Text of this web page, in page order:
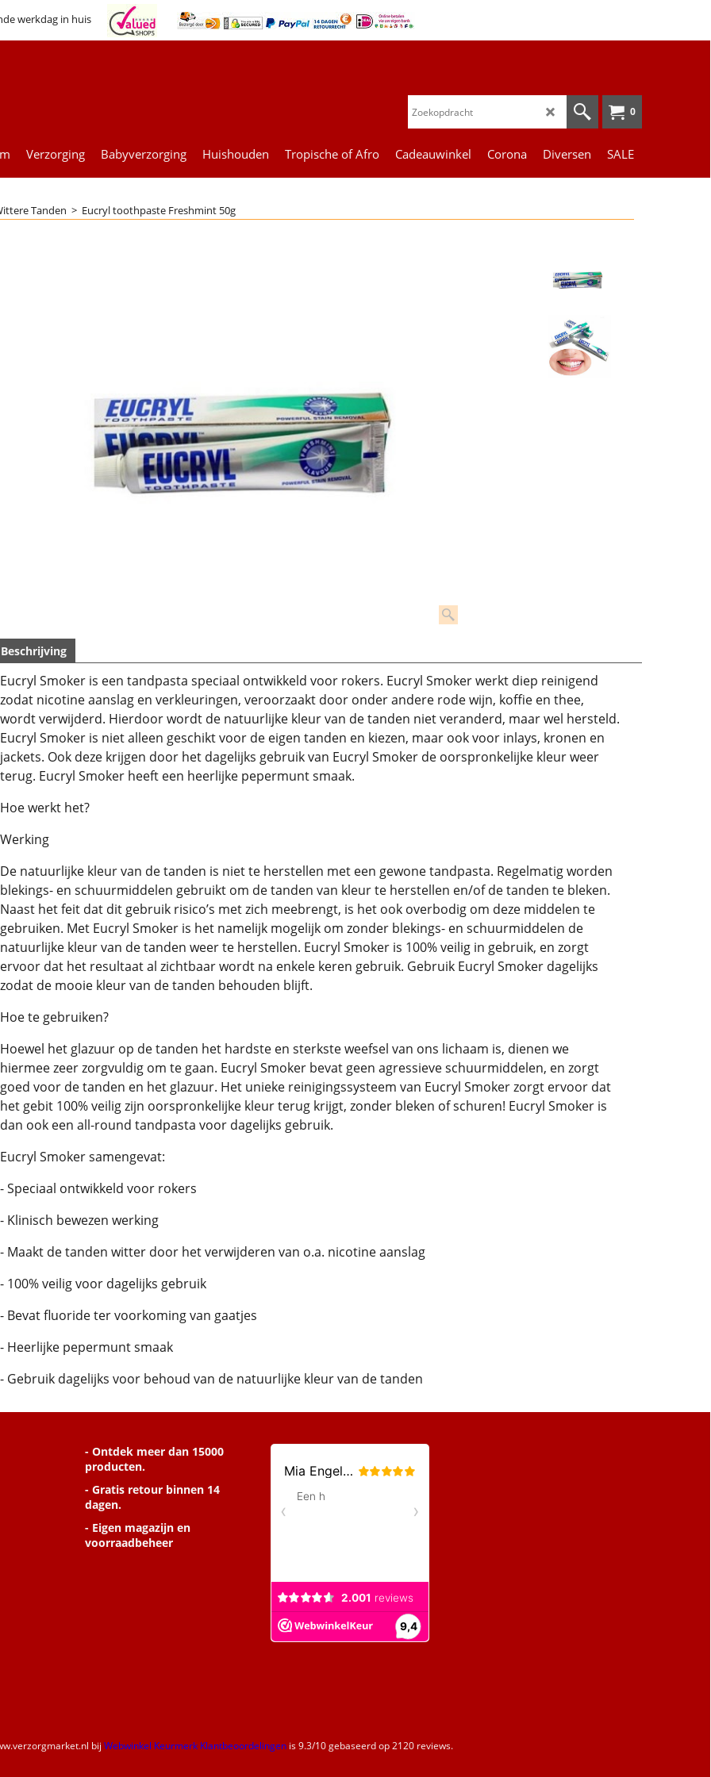
werkdag in huis
0
Verzorging Babyverzorging Huishouden Tropische of Afro Cadeauwinkel Corona Diversen SALE
Tanden > Eucryl toothpaste Freshmint 50g
Beschrijving
Eucryl Smoker is een tandpasta speciaal ontwikkeld voor rokers. Eucryl Smoker werkt diep reinigend
zodat nicotine aanslag en verkleuringen, veroorzaakt door onder andere rode wijn, koffie en thee,
wordt verwijderd. Hierdoor wordt de natuurlijke kleur van de tanden niet veranderd, maar wel hersteld.
Eucryl Smoker is niet alleen geschikt voor de eigen tanden en kiezen, maar ook voor inlays, kronen en
jackets. Ook deze krijgen door het dagelijks gebruik van Eucryl Smoker de oorspronkelijke kleur weer
terug. Eucryl Smoker heeft een heerlijke pepermunt smaak.
Hoe werkt het?
Werking
De natuurlijke kleur van de tanden is niet te herstellen met een gewone tandpasta. Regelmatig worden
blekings- en schuurmiddelen gebruikt om de tanden van kleur te herstellen en/of de tanden te bleken.
Naast het feit dat dit gebruik risico’s met zich meebrengt, is het ook overbodig om deze middelen te
gebruiken. Met Eucryl Smoker is het namelijk mogelijk om zonder blekings- en schuurmiddelen de
natuurlijke kleur van de tanden weer te herstellen. Eucryl Smoker is 100% veilig in gebruik, en zorgt
ervoor dat het resultaat al zichtbaar wordt na enkele keren gebruik. Gebruik Eucryl Smoker dagelijks
zodat de mooie kleur van de tanden behouden blijft.
Hoe te gebruiken?
Hoewel het glazuur op de tanden het hardste en sterkste weefsel van ons lichaam is, dienen we
hiermee zeer zorgvuldig om te gaan. Eucryl Smoker bevat geen agressieve schuurmiddelen, en zorgt
goed voor de tanden en het glazuur. Het unieke reinigingssysteem van Eucryl Smoker zorgt ervoor dat
het gebit 100% veilig zijn oorspronkelijke kleur terug krijgt, zonder bleken of schuren! Eucryl Smoker is
dan ook een all-round tandpasta voor dagelijks gebruik.
Eucryl Smoker samengevat:
- Speciaal ontwikkeld voor rokers
- Klinisch bewezen werking
- Maakt de tanden witter door het verwijderen van o.a. nicotine aanslag
- 100% veilig voor dagelijks gebruik
- Bevat fluoride ter voorkoming van gaatjes
- Heerlijke pepermunt smaak
- Gebruik dagelijks voor behoud van de natuurlijke kleur van de tanden
- Ontdek meer dan 15000
producten.
- Gratis retour binnen 14
dagen.
- Eigen magazijn en
voorraadbeheer
bij Webwinkel Keurmerk Klantbeoordelingen is9.3/10gebaseerd op 2120 reviews.